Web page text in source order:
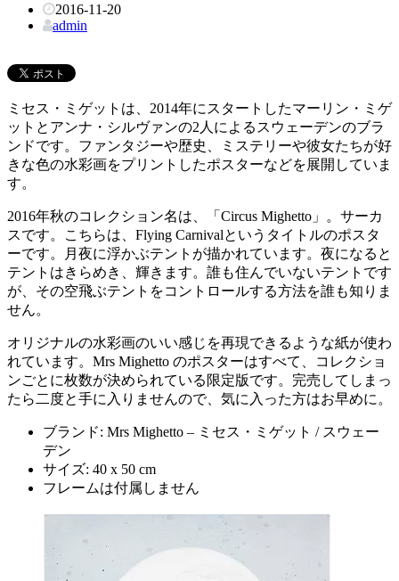
2016-11-20
admin
ミセス・ミゲットは、2014年にスタートしたマーリン・ミゲ
ットとアンナ・シルヴァンの2人によるスウェーデンのブラ
ンドです。ファンタジーや歴史、ミステリーや彼女たちが好
きな色の水彩画をプリントしたポスターなどを展開していま
す。
2016年秋のコレクション名は、「Circus Mighetto」。サーカ
スです。こちらは、Flying Carnivalというタイトルのポスタ
ーです。月夜に浮かぶテントが描かれています。夜になると
テントはきらめき、輝きます。誰も住んでいないテントです
が、その空飛ぶテントをコントロールする方法を誰も知りま
せん。
オリジナルの水彩画のいい感じを再現できるような紙が使わ
れています。Mrs Mighetto のポスターはすべて、コレクショ
ンごとに枚数が決められている限定版です。完売してしまっ
たら二度と手に入りませんので、気に入った方はお早めに。
ブランド: Mrs Mighetto – ミセス・ミゲット / スウェー
デン
サイズ: 40 x 50 cm
フレームは付属しません